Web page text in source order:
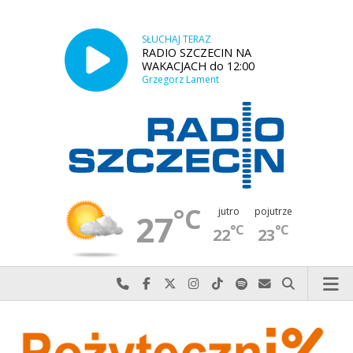
SŁUCHAJ TERAZ
RADIO SZCZECIN NA
WAKACJACH do 12:00
Grzegorz Lament
27°C jutro
22°C
pojutrze
23°C
Najlepiej po prostu do nas zadzwoń
Odwiedź nas na Facebook-u
Odwiedź nas na X
Odwiedź nas na Instagram-ie
Odwiedź nas na TikTok-u
Szukaj nas na Spotify
Wyślij do nas
Szukaj